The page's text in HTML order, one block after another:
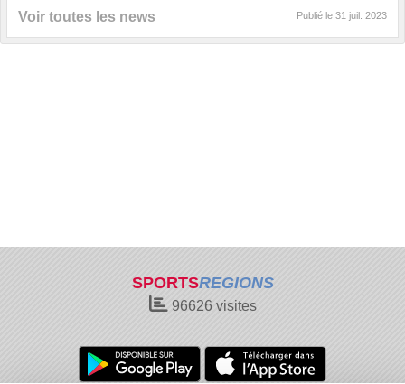
Voir toutes les news Publié le 31 juil. 2023
SPORTSREGIONS
96626visites